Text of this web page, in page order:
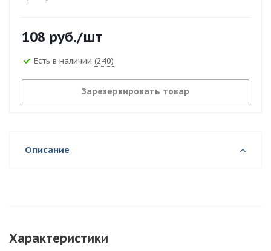
108 руб./шт
Есть в наличии (240)
Зарезервировать товар
Описание
Характеристики